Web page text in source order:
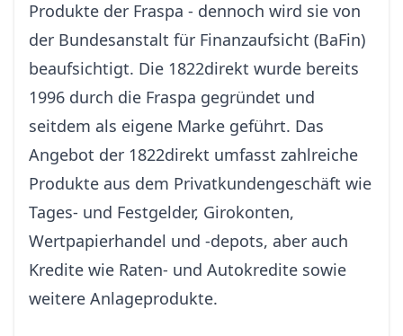
Produkte der Fraspa - dennoch wird sie von
der Bundesanstalt für Finanzaufsicht (BaFin)
beaufsichtigt. Die 1822direkt wurde bereits
1996 durch die Fraspa gegründet und
seitdem als eigene Marke geführt. Das
Angebot der 1822direkt umfasst zahlreiche
Produkte aus dem Privatkundengeschäft wie
Tages- und Festgelder, Girokonten,
Wertpapierhandel und -depots, aber auch
Kredite wie Raten- und Autokredite sowie
weitere Anlageprodukte.